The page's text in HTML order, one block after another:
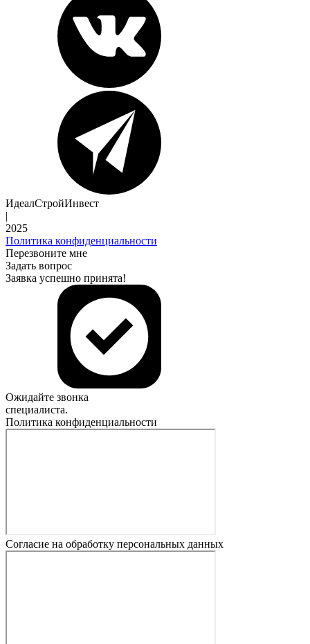
ИдеалСтройИнвест
|
2025
Политика конфиденциальности
Перезвоните мне
Задать вопрос
Заявка успешно принята!
Ожидайте звонка
специалиста.
Политика конфиденциальности
Согласие на обработку персональных данных